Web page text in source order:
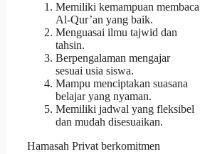
Memiliki kemampuan membaca
Al-Qur’an yang baik.
Menguasai ilmu tajwid dan
tahsin.
Berpengalaman mengajar
sesuai usia siswa.
Mampu menciptakan suasana
belajar yang nyaman.
Memiliki jadwal yang fleksibel
dan mudah disesuaikan.
Hamasah Privat berkomitmen